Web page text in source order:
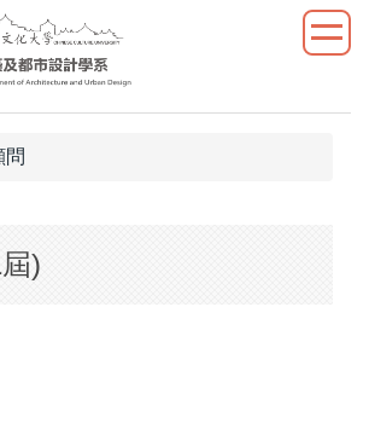
問
)